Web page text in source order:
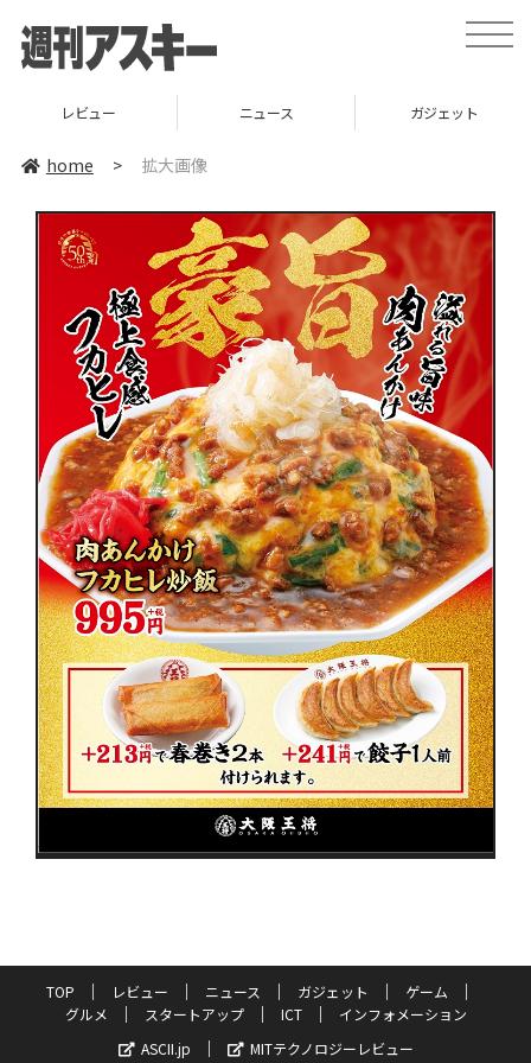
toggle
レビュー ニュース ガジェット
home > 拡大画像
TOP レビュー ニュース ガジェット
ゲーム
グルメ
スタートアップ ICT
インフォメーション
ASCII.jp
MITテクノロジーレビュー